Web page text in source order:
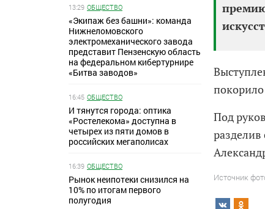
13:29 ОБЩЕСТВО
«Экипаж без башни»: команда
Нижнеломовского
электромеханического завода
представит Пензенскую область
на федеральном кибертурнире
«Битва заводов»
16:45 ОБЩЕСТВО
И тянутся города: оптика
«Ростелекома» доступна в
четырех из пяти домов в
российских мегаполисах
16:39 ОБЩЕСТВО
Рынок неипотеки снизился на
10% по итогам первого
полугодия
Под
Источник